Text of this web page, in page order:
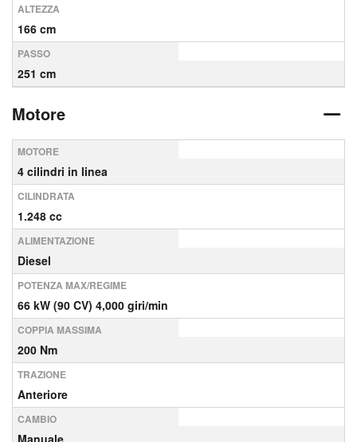
ALTEZZA
166 cm
PASSO
251 cm
Motore
MOTORE
4 cilindri in linea
CILINDRATA
1.248 cc
ALIMENTAZIONE
Diesel
POTENZA MAX/REGIME
66 kW (90 CV) 4,000 giri/min
COPPIA MASSIMA
200 Nm
TRAZIONE
Anteriore
CAMBIO
Manuale